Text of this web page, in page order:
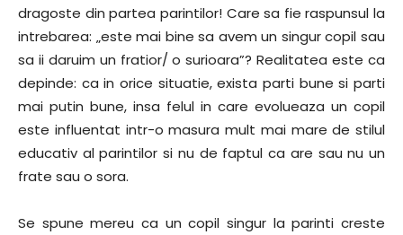
dragoste din partea parintilor! Care sa fie raspunsul la
intrebarea: „este mai bine sa avem un singur copil sau
sa ii daruim un fratior/ o surioara”? Realitatea este ca
depinde: ca in orice situatie, exista parti bune si parti
mai putin bune, insa felul in care evolueaza un copil
este influentat intr-o masura mult mai mare de stilul
educativ al parintilor si nu de faptul ca are sau nu un
frate sau o sora.
Se spune mereu ca un copil singur la parinti creste